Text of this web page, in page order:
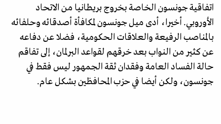
اتفاقية جونسون الخاصة بخروج بريطانيا من الاتحاد
الأوروبي. أخيرا، أدى ميل جونسون لمكافأة أصدقائه وحلفائه
بالمناصب الرفيعة والعلاقات الحكومية، فضلا عن دفاعه
عن كثير من النواب بعد خرقهم لقواعد البرلمان، إلى تفاقم
حالة الفساد العامة وفقدان ثقة الجمهور ليس فقط في
جونسون، ولكن أيضا في حزب المحافظين بشكل عام.